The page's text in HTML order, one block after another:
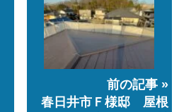
前の記事 »
春日井市Ｆ様邸 屋根